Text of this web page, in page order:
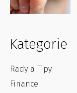
Kategorie
Rady a Tipy
Finance